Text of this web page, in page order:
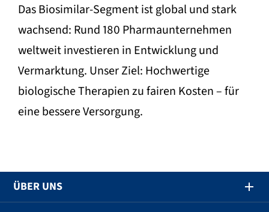
Das Biosimilar-Segment ist global und stark
wachsend: Rund 180 Pharmaunternehmen
weltweit investieren in Entwicklung und
Vermarktung. Unser Ziel: Hochwertige
biologische Therapien zu fairen Kosten – für
eine bessere Versorgung.
ÜBER UNS